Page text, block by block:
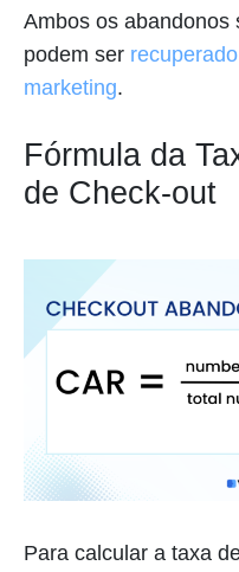
Ambos os abandonos
podem ser
marketing.
Fórmula da
de Check-out
Para calcular a taxa